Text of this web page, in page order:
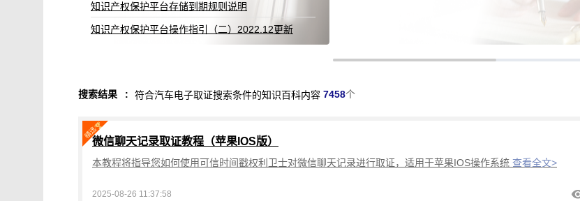
知识产权保护平台存储到期规则说明
知识产权保护平台操作指引（二）2022.12更新
搜索结果 : 符合汽车电子取证搜索条件的知识百科内容 7458个
微信聊天记录取证教程（苹果IOS版）
本教程将指导您如何使用可信时间戳权利卫士对微信聊天记录进行取证，适用于苹果IOS操作系统 查看全文>
2025-08-26 11:37:58